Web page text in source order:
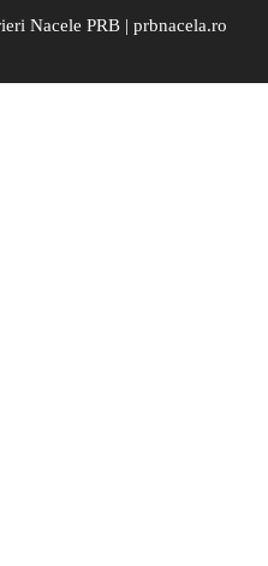
Nacele PRB | prbnacela.ro